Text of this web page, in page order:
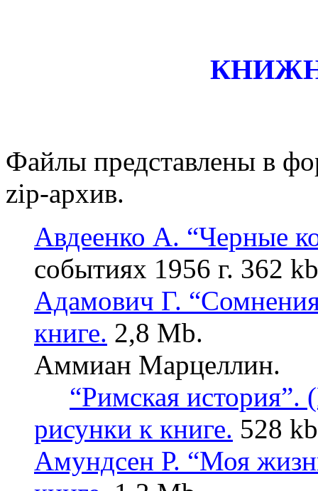
Файлы представлены в
zip-архив.
Авдеенко А. “Черные
событиях 1956 г. 362
Адамович Г.
книге. 2,8 Mb.
Аммиан Марцеллин.
“Римская история”.
рисунки к книге. 528
Амундсен Р. “Моя